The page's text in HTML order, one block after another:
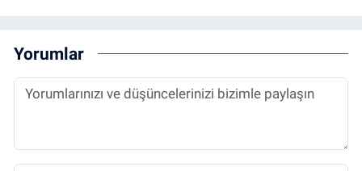
Yorumlar